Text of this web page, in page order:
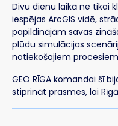
Divu dienu laikā ne tikai
iespējas ArcGIS vidē,
papildinājām savas
plūdu simulācijas
notiekošajiem
GEO RĪGA komandai šī
stiprināt prasmes, lai